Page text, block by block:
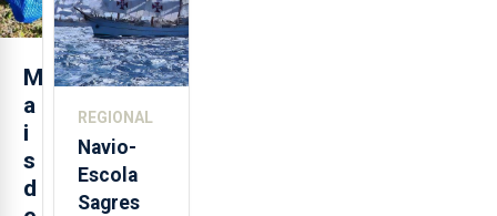
M
a
i
s
d
Sebastião
e cria 30
postos de
REGIONAL
Navio-
Escola
Sagres